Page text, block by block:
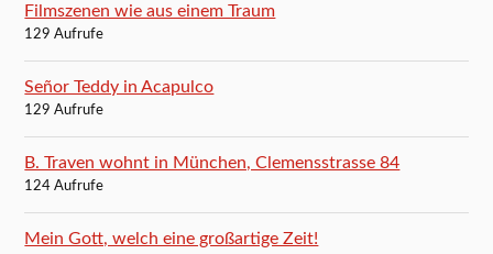
Filmszenen wie aus einem Traum
129 Aufrufe
Señor Teddy in Acapulco
129 Aufrufe
B. Traven wohnt in München, Clemensstrasse 84
124 Aufrufe
Mein Gott, welch eine großartige Zeit!